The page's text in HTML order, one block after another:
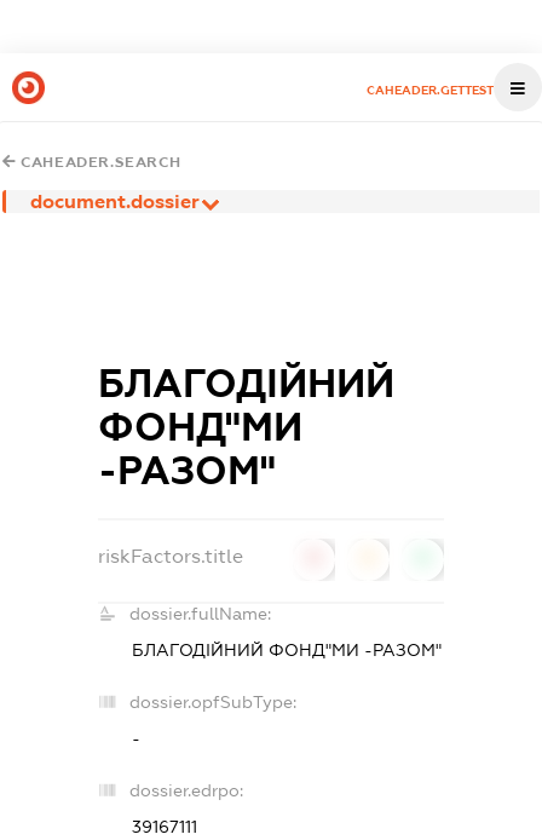
CAHEADER.GETTEST
CAHEADER.SEARCH
document.dossier
БЛАГОДІЙНИЙ
ФОНД"МИ
-РАЗОМ"
riskFactors.title
dossier.fullName:
БЛАГОДІЙНИЙ ФОНД"МИ -РАЗОМ"
dossier.opfSubType:
-
dossier.edrpo:
39167111